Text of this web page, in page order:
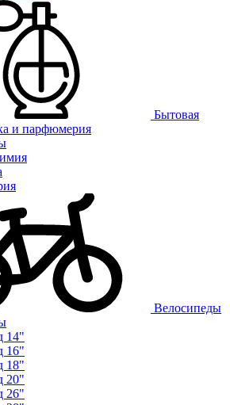
Бытовая
и парфюмерия
Велосипеды
14"
16"
18"
20"
26"